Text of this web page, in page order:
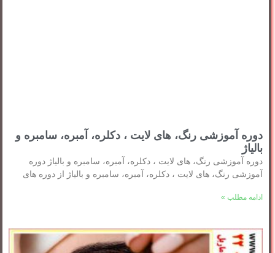
دوره آموزشی رنگ، های لایت ، دکلره، آمبره، سامبره و
بالیاژ
دوره آموزشی رنگ، های لایت ، دکلره، آمبره، سامبره و بالیاژ دوره
آموزشی رنگ، های لایت ، دکلره، آمبره، سامبره و بالیاژ از دوره های
ادامه مطلب »